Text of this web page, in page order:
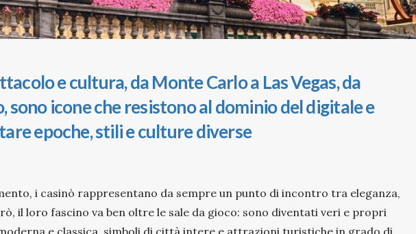
e cultura, da Monte Carlo a Las Vegas, da
sono icone che resistono al dominio del digitale e
epoche, stili e culture diverse
i casinò rappresentano da sempre un punto di incontro tra eleganza,
il loro fascino va ben oltre le sale da gioco: sono diventati veri e propri
e classica, simboli di città intere e attrazioni turistiche in grado di